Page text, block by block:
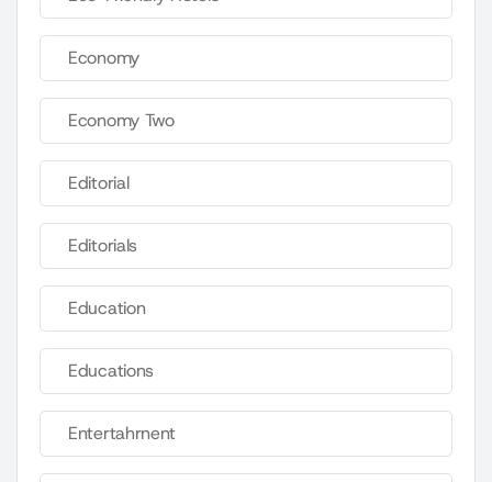
Economy
Economy Two
Editorial
Editorials
Education
Educations
Entertahrnent